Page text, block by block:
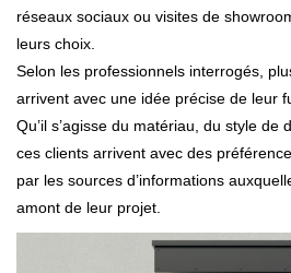
réseaux sociaux ou visites de
leurs choix.
Selon les professionnels interrogés,
arrivent avec une idée précise de leur
Qu’il s’agisse du matériau, du style de
ces clients arrivent avec des
par les sources d’informations
amont de leur projet.